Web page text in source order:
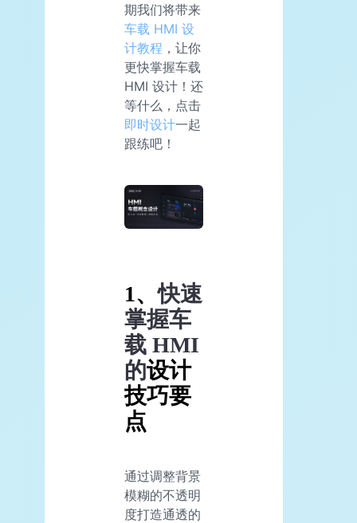
期我们将带来
车载 HMI 设
计教程 ，让你
更快掌握车载
HMI 设计！还
等什么，点击
即时设计一起
跟练吧！
1、快速
掌握车
载 HMI
的设计
技巧要
点
通过调整背景
模糊的不透明
度打造通透的